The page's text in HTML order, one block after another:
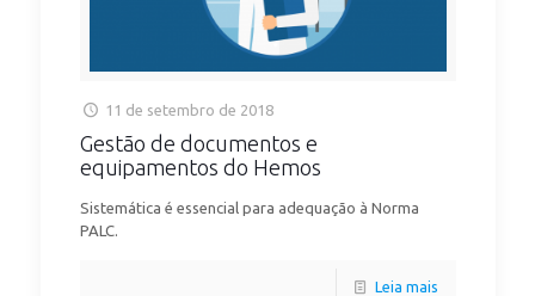
11 de setembro de 2018
Gestão de documentos e
equipamentos do Hemos
Sistemática é essencial para adequação à Norma
PALC.
Leia mais